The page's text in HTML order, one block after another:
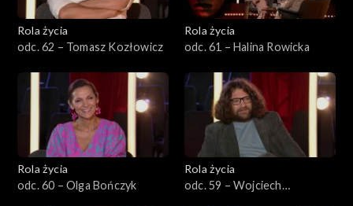
Rola życia
odc. 62 – Tomasz Kozłowicz
Rola życia
odc. 61 – Halina Rowicka
Rola życia
odc. 60 – Olga Bończyk
Rola życia
odc. 59 – Wojciech